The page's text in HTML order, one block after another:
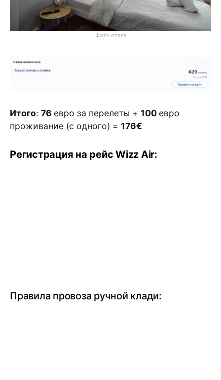
Фото отеля
Итого: 76 евро за перелеты + 100 евро
проживание (с одного) = 176€
Регистрация на рейс Wizz Air:
Правила провоза ручной клади: